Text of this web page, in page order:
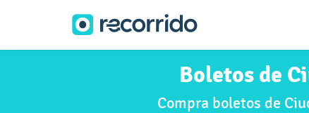
Boletos de
Compra boletos de